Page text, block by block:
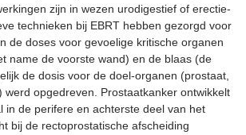
zijn in wezen urodigestief of erectie-
technieken bij EBRT hebben gezorgd voor
de doses voor gevoelige kritische organen
name de voorste wand) en de blaas (de
de dosis voor de doel-organen (prostaat,
opgedreven. Prostaatkanker ontwikkelt
in de perifere en achterste deel van het
bij de rectoprostatische afscheiding